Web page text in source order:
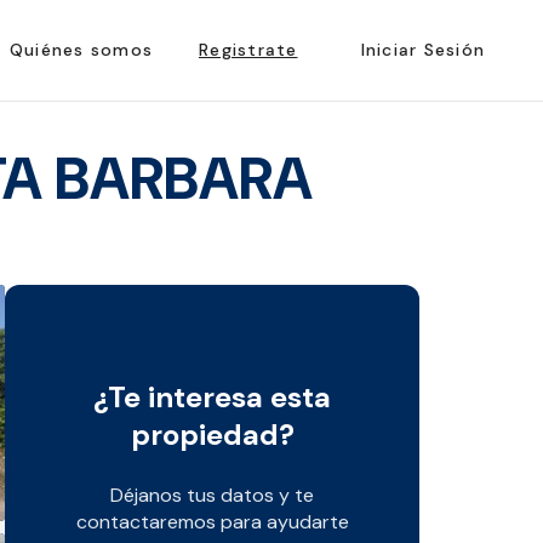
Quiénes somos Registrate Iniciar Sesión
BARBARA
¿Te interesa esta
propiedad?
Déjanos tus datos y te
contactaremos para ayudarte